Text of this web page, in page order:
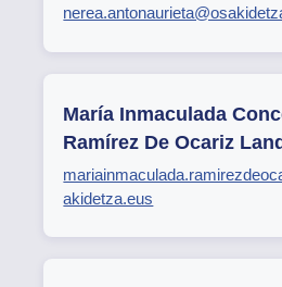
María Inmaculada
Ramírez De Ocariz
akidetza.eus